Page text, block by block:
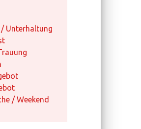
Unterhaltung
/ Weekend